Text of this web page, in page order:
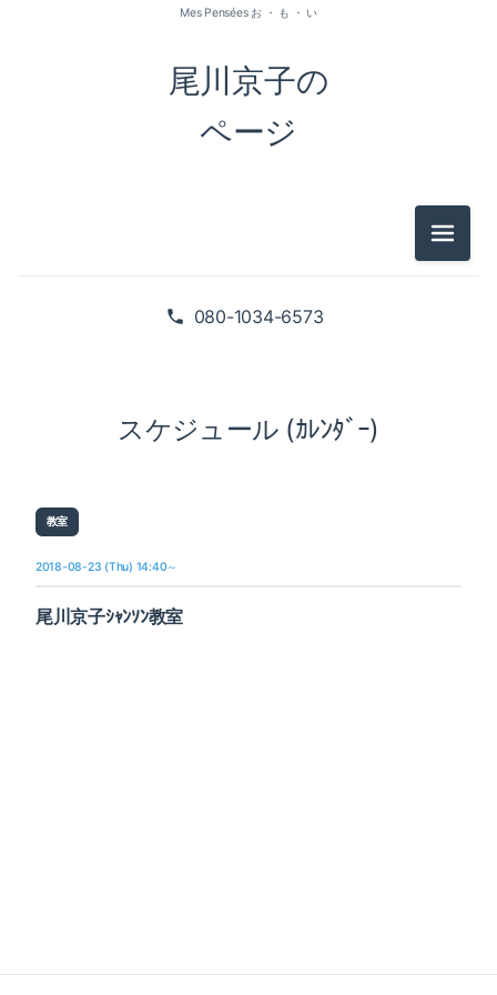
080-1034-6573
尾川京子の
ページ
Mes Pensées お ・ も ・ い
メニュ
スケジュール (ｶﾚﾝﾀﾞｰ)
教室
2018-08-23 (Thu) 14:40～
尾川京子ｼｬﾝｿﾝ教室